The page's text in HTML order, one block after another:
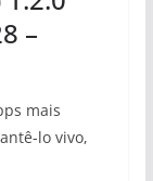
–
mais
lo vivo,